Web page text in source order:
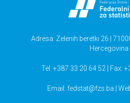
Adresa: Zelenih beretki 26 |
Hercegovina
Tel: +387 33 20 64 52 | Fax:
Email: fedstat@fzs.ba |